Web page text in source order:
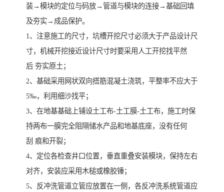
装→模块的定位与码放→管道与模块的连接→基础回填
及夯实→成品保护。
1、注意施工的尺寸，坑槽开挖尺寸必须大于产品设计尺
寸，机械开挖接近设计尺寸时要采用人工开挖找平然
后 夯实原土；
2、基础采用网状双向搭筋混凝土浇筑，平整率不应大于
5‰，利用细沙找平；
3、在地基基础上铺设土工布-土工膜-土工布，施工时保
持两布一膜完全阻隔储水产品和地基底座，没有任何
刮 痕和开裂；
4、定位各检查井口位置，垂直重叠安装模块，保持左右
对齐，安装应采用木槌或橡胶锤；
5、反冲洗管道立管应放置在一侧，各反冲洗系统管道应